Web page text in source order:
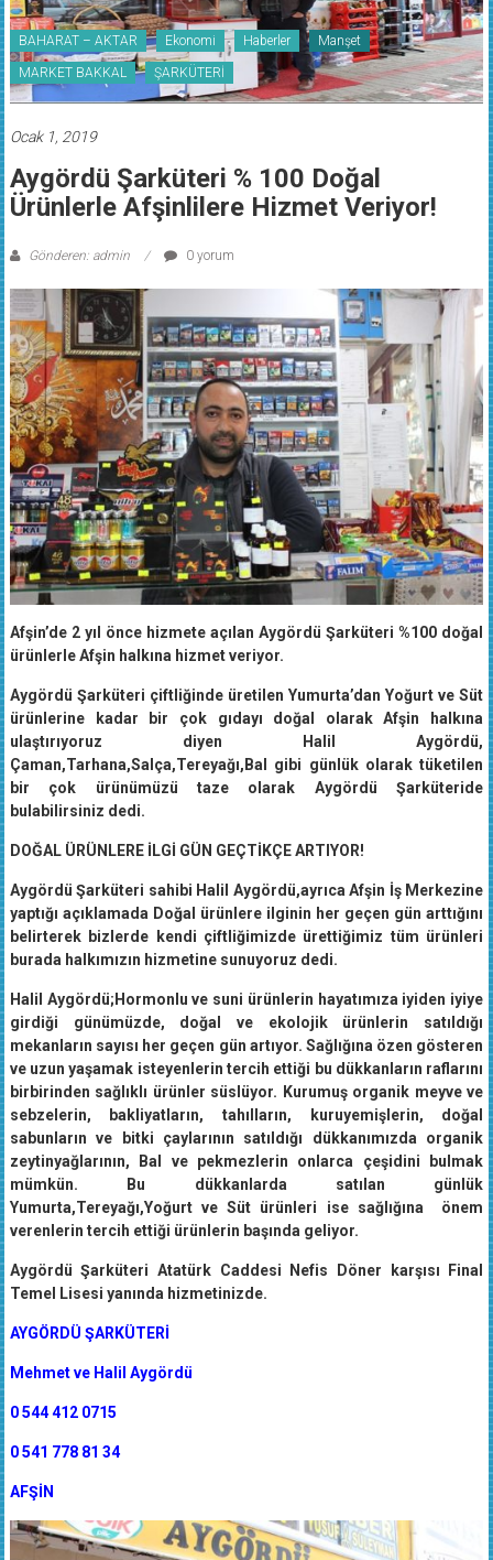
BAHARAT – AKTAR Ekonomi Haberler Manşet
MARKET BAKKAL ŞARKÜTERİ
Ocak 1, 2019
Aygördü Şarküteri % 100 Doğal
Ürünlerle Afşinlilere Hizmet Veriyor!
0 yorum
Afşin’de 2 yıl önce hizmete açılan Aygördü Şarküteri %100 doğal
ürünlerle Afşin halkına hizmet veriyor.
Aygördü Şarküteri çiftliğinde üretilen Yumurta’dan Yoğurt ve Süt
ürünlerine kadar bir çok gıdayı doğal olarak Afşin halkına
ulaştırıyoruz diyen Halil Aygördü,
Çaman,Tarhana,Salça,Tereyağı,Bal gibi günlük olarak tüketilen
bir çok ürünümüzü taze olarak Aygördü Şarküteride
DOĞAL ÜRÜNLERE İLGİ GÜN GEÇTİKÇE ARTIYOR!
Aygördü Şarküteri sahibi Halil Aygördü,ayrıca Afşin İş Merkezine
yaptığı açıklamada Doğal ürünlere ilginin her geçen gün arttığını
belirterek bizlerde kendi çiftliğimizde ürettiğimiz tüm ürünleri
burada halkımızın hizmetine sunuyoruz dedi.
Halil Aygördü;Hormonlu ve suni ürünlerin hayatımıza iyiden iyiye
girdiği günümüzde, doğal ve ekolojik ürünlerin satıldığı
mekanların sayısı her geçen gün artıyor. Sağlığına özen gösteren
ve uzun yaşamak isteyenlerin tercih ettiği bu dükkanların raflarını
birbirinden sağlıklı ürünler süslüyor. Kurumuş organik meyve ve
sebzelerin, bakliyatların, tahılların, kuruyemişlerin, doğal
sabunların ve bitki çaylarının satıldığı dükkanımızda organik
zeytinyağlarının, Bal ve pekmezlerin onlarca çeşidini bulmak
mümkün. Bu dükkanlarda satılan günlük
Yumurta,Tereyağı,Yoğurt ve Süt ürünleri ise sağlığına önem
verenlerin tercih ettiği ürünlerin başında geliyor.
Aygördü Şarküteri Atatürk Caddesi Nefis Döner karşısı Final
Temel Lisesi yanında hizmetinizde.
AYGÖRDÜ ŞARKÜTERİ
Mehmet ve Halil Aygördü
AFŞİN